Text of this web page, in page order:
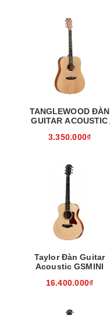
TANGLEWOOD ĐÀN
GUITAR ACOUSTIC
3.350.000₫
Taylor Đàn Guitar
Acoustic GSMINI
16.400.000₫